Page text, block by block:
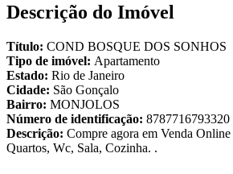
Descrição do Imóvel
Título: COND BOSQUE DOS SONHOS
Tipo de imóvel: Apartamento
Estado: Rio de Janeiro
Cidade: São Gonçalo
Bairro: MONJOLOS
Número de identificação: 8787716793320
Descrição: Compre agora em Venda
Quartos, Wc, Sala, Cozinha. .